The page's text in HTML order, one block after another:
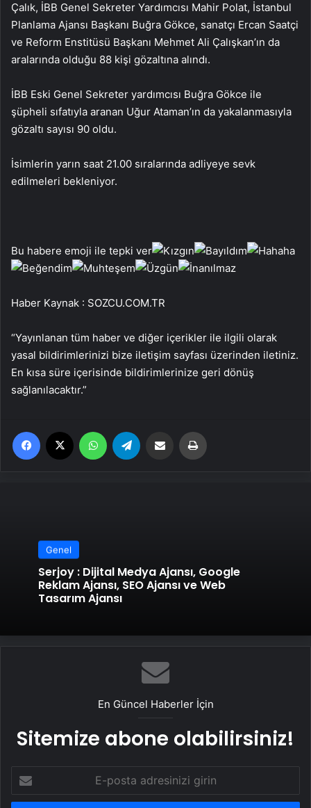
Çalık, İBB Genel Sekreter Yardımcısı Mahir Polat, İstanbul
Planlama Ajansı Başkanı Buğra Gökce, sanatçı Ercan Saatçi
ve Reform Enstitüsü Başkanı Mehmet Ali Çalışkan’ın da
aralarında olduğu 88 kişi gözaltına alındı.
İBB Eski Genel Sekreter yardımcısı Buğra Gökce ile
şüpheli sıfatıyla aranan Uğur Ataman’ın da yakalanmasıyla
gözaltı sayısı 90 oldu.
İsimlerin yarın saat 21.00 sıralarında adliyeye sevk
edilmeleri bekleniyor.
Bu habere emoji ile tepki ver
Haber Kaynak : SOZCU.COM.TR
“Yayınlanan tüm haber ve diğer içerikler ile ilgili olarak
yasal bildirimlerinizi bize iletişim sayfası üzerinden iletiniz.
En kısa süre içerisinde bildirimlerinize geri dönüş
sağlanılacaktır.”
Facebook WhatsApp Email'den paylaş
Genel
Serjoy : Dijital Medya Ajansı, Google
Reklam Ajansı, SEO Ajansı ve Web
Tasarım Ajansı
En Güncel Haberler İçin
Sitemize abone olabilirsiniz!
posta
adresinizi